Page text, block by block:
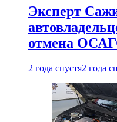
Эксперт
отмена
2 года спустя2 года